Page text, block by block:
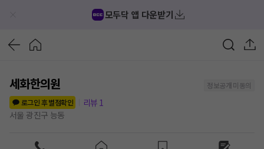
모두닥 앱 다운받기
세화한의원
정보공개 미동의
로그인 후 별점확인
리뷰 1
서울 광진구 능동